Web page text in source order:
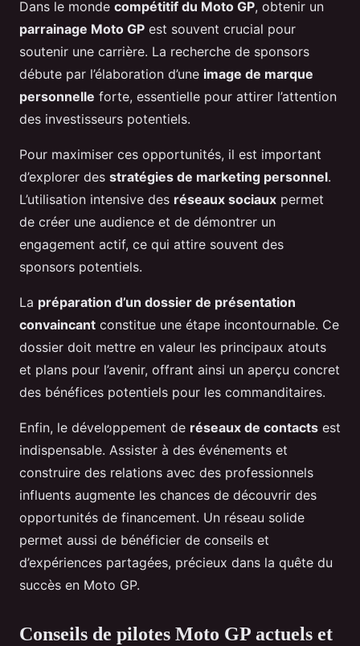
Dans le monde compétitif du Moto GP, obtenir un
parrainage Moto GP est souvent crucial pour
soutenir une carrière. La recherche de sponsors
débute par l’élaboration d’une image de marque
personnelle forte, essentielle pour attirer l’attention
des investisseurs potentiels.
Pour maximiser ces opportunités, il est important
d’explorer des stratégies de marketing personnel.
L’utilisation intensive des réseaux sociaux permet
de créer une audience et de démontrer un
engagement actif, ce qui attire souvent des
sponsors potentiels.
La préparation d’un dossier de présentation
convaincant constitue une étape incontournable. Ce
dossier doit mettre en valeur les principaux atouts
et plans pour l’avenir, offrant ainsi un aperçu concret
des bénéfices potentiels pour les commanditaires.
Enfin, le développement de réseaux de contacts est
indispensable. Assister à des événements et
construire des relations avec des professionnels
influents augmente les chances de découvrir des
opportunités de financement. Un réseau solide
permet aussi de bénéficier de conseils et
d’expériences partagées, précieux dans la quête du
succès en Moto GP.
Conseils de pilotes Moto GP actuels et